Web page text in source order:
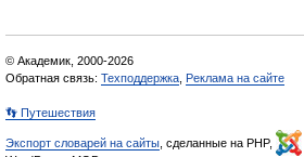
© Академик, 2000-2026
Обратная связь: Техподдержка Реклама на сайте
👣 Путешествия
Экспорт словарей на сайты , сделанные на PHP,